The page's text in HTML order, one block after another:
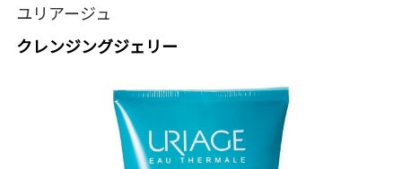
ユリアージュ
クレンジングジェリー